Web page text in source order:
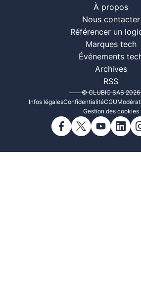
À propos
Nous contacter
Référencer un
Marques tech
Événements
Archives
RSS
© CLUBIC SAS 2026
Infos légalesConfidentialitéCGU
Gestion des cookies